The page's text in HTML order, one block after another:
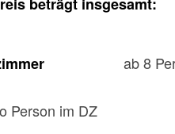
ab 8
Person im DZ